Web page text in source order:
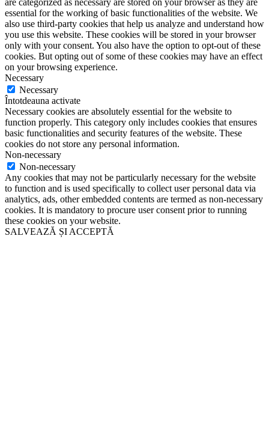
are categorized as necessary are stored on your browser as they are
essential for the working of basic functionalities of the website. We
also use third-party cookies that help us analyze and understand how
you use this website. These cookies will be stored in your browser
only with your consent. You also have the option to opt-out of these
cookies. But opting out of some of these cookies may have an effect
on your browsing experience.
Necessary
Necessary
Întotdeauna activate
Necessary cookies are absolutely essential for the website to
function properly. This category only includes cookies that ensures
basic functionalities and security features of the website. These
cookies do not store any personal information.
Non-necessary
Non-necessary
Any cookies that may not be particularly necessary for the website
to function and is used specifically to collect user personal data via
analytics, ads, other embedded contents are termed as non-necessary
cookies. It is mandatory to procure user consent prior to running
these cookies on your website.
SALVEAZĂ ȘI ACCEPTĂ